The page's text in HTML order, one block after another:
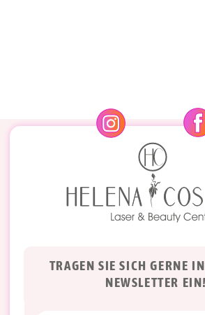
TRAGEN SIE SICH GERNE
NEWSLETTER EIN!